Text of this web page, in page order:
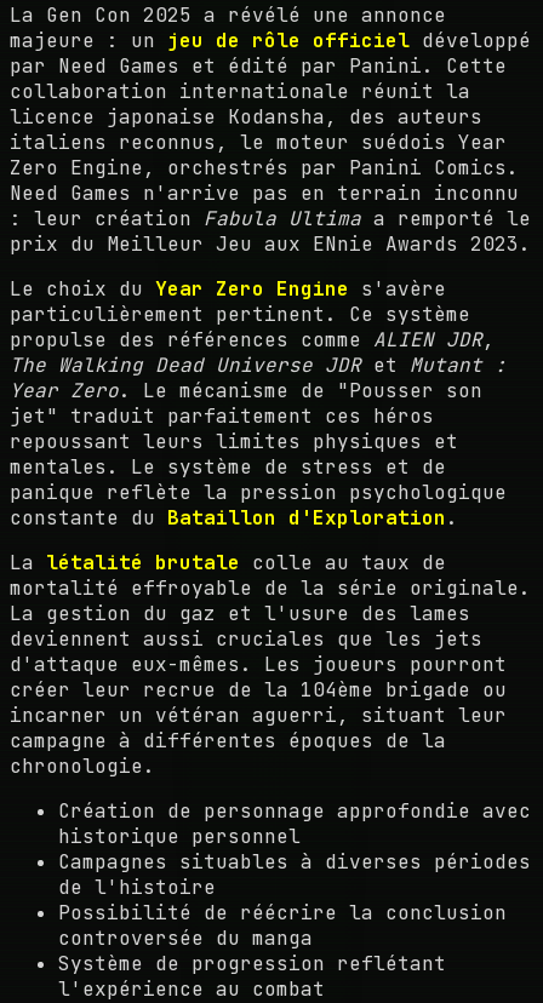
La Gen Con 2025 a révélé une annonce
majeure : un jeu de rôle officiel développé
par Need Games et édité par Panini. Cette
collaboration internationale réunit la
licence japonaise Kodansha, des auteurs
italiens reconnus, le moteur suédois Year
Zero Engine, orchestrés par Panini Comics.
Need Games n'arrive pas en terrain inconnu
: leur création Fabula Ultima a remporté le
prix du Meilleur Jeu aux ENnie Awards 2023.
Le choix du Year Zero Engine s'avère
particulièrement pertinent. Ce système
propulse des références comme ALIEN JDR,
The Walking Dead Universe JDRet Mutant :
Year Zero. Le mécanisme de "Pousser son
jet" traduit parfaitement ces héros
repoussant leurs limites physiques et
mentales. Le système de stress et de
panique reflète la pression psychologique
constante du Bataillon d'Exploration .
La létalité brutale colle au taux de
mortalité effroyable de la série originale.
La gestion du gaz et l'usure des lames
deviennent aussi cruciales que les jets
d'attaque eux-mêmes. Les joueurs pourront
créer leur recrue de la 104ème brigade ou
incarner un vétéran aguerri, situant leur
campagne à différentes époques de la
chronologie.
Création de personnage approfondie avec
historique personnel
Campagnes situables à diverses périodes
de l'histoire
Possibilité de réécrire la conclusion
controversée du manga
Système de progression reflétant
l'expérience au combat